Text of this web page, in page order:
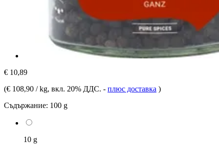
€ 10,89
(€ 108,90 / kg, вкл. 20% ДДС. - плюс доставка )
Съдържание: 100 g
10 g